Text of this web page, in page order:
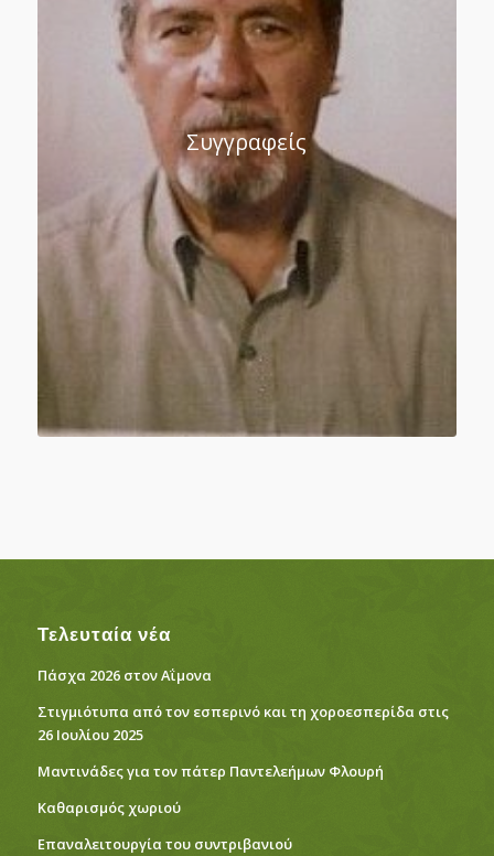
Συγγραφείς
Τελευταία νέα
Πάσχα 2026 στον Αΐμονα
Στιγμιότυπα από τον εσπερινό και τη χοροεσπερίδα στις
26 Ιουλίου 2025
Μαντινάδες για τον πάτερ Παντελεήμων Φλουρή
Καθαρισμός χωριού
Eπαναλειτουργία του συντριβανιού